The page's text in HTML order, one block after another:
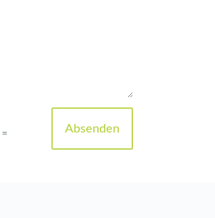
= Absenden